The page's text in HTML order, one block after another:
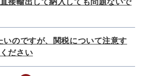
接輸出して納入しても問題ないで
いのですが、関税について注意す
ださい